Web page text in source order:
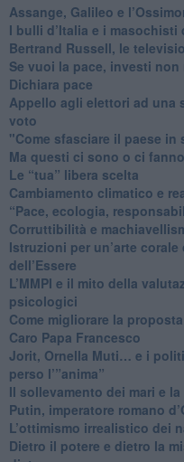
​Assange, Galileo e
​I bulli d’Italia e i masochisti
​Bertrand Russell, le
​Se vuoi la pace, investi
​Dichiara pace
​Appello agli elettori ad una
voto
"Come sfasciare il paese in
​Ma questi ci sono o ci
​Le “tua” libera scelta
Cambiamento climatico e
“Pace, ecologia,
​Corruttibilità e
Istruzioni per un’arte
dell’Essere
​L’MMPI e il mito della
psicologici
Come migliorare la
Caro Papa Francesco
​Jorit, Ornella Muti… e i
perso l’”anima”
​Il sollevamento dei mari e la
Putin, imperatore romano
​L’ottimismo irrealistico dei
​Dietro il potere e dietro la